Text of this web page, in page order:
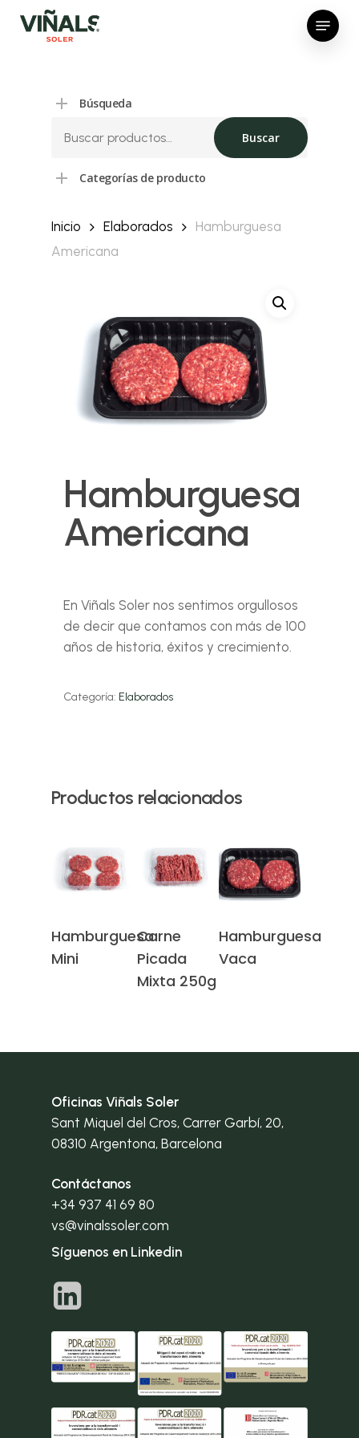
Menu
Búsqueda
por:
Buscar
Categorías de producto
Inicio Elaborados
Hamburguesa
Americana
Hamburguesa
Americana
En Viñals Soler nos sentimos orgullosos
de decir que contamos con más de 100
años de historia, éxitos y crecimiento.
Categoría: Elaborados
Productos relacionados
Hamburguesa
Mini
Carne
Picada
Mixta 250g
Hamburguesa
Vaca
Oficinas Viñals Soler
Sant Miquel del Cros, Carrer Garbí, 20,
08310 Argentona, Barcelona
Contáctanos
+34 937 41 69 80
vs@vinalssoler.com
Síguenos en Linkedin